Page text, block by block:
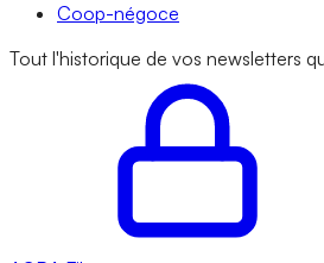
Coop-négoce
Tout l'historique de vos newsletters